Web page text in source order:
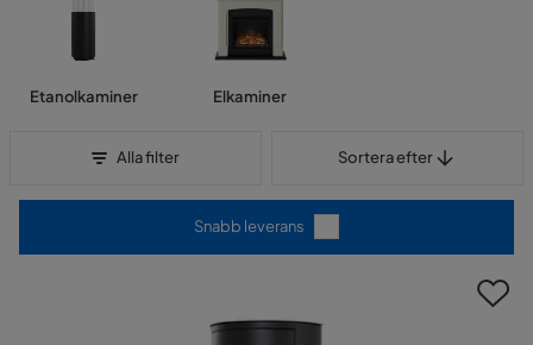
Etanolkaminer Elkaminer
Alla filter Sortera efter
Snabb leverans